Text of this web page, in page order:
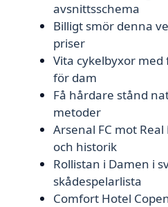
avsnittsschema
Billigt smör denna
priser
Vita cykelbyxor
för dam
Få hårdare stånd
metoder
Arsenal FC mot
och historik
Rollistan i Damen i
skådespelarlista
Comfort Hotel